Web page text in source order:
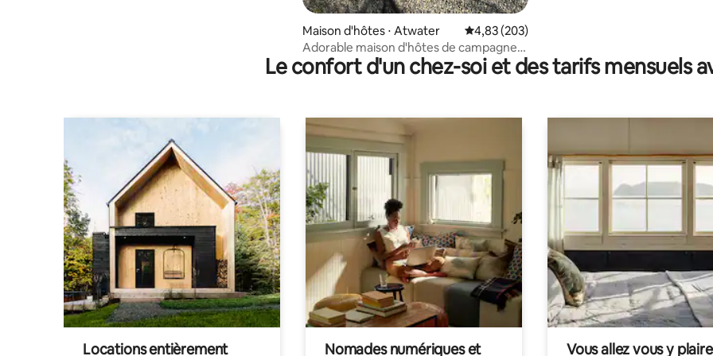
Maison d'hôtes ⋅ Atwater Évaluation moyenne sur la base de 203
4,83 (203)
Adorable maison d'hôtes de campagne
de 2 chambres
Le confort d'un chez-soi et des tarifs mensuels
Locations entièrement
Nomades numériques et
Vous allez vous y plaire